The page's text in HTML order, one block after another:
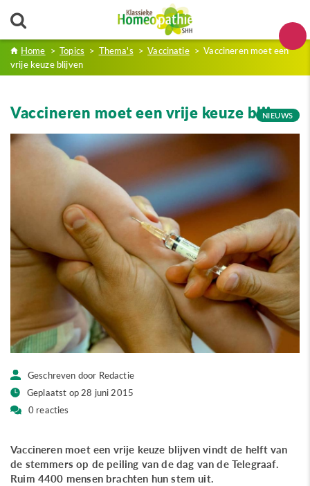
Home > Topics > Thema's > Vaccinatie > Vaccineren moet een
vrije keuze blijven
Vaccineren moet een vrije keuze blijven
NIEUWS
Geschreven door Redactie
Geplaatst op 28 juni 2015
0 reacties
Vaccineren moet een vrije keuze blijven vindt de helft van
de stemmers op de peiling van de dag van de Telegraaf.
Ruim 4400 mensen brachten hun stem uit.